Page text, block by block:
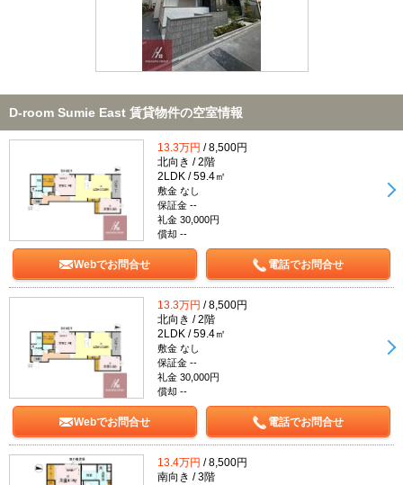
D-room Sumie East 賃貸物件の空室情報
13.3万円 / 8,500円
北向き / 2階
2LDK / 59.4㎡
敷金 なし
保証金 --
礼金 30,000円
償却 --
Webでお問合せ 電話でお問合せ
13.3万円 / 8,500円
北向き / 2階
2LDK / 59.4㎡
敷金 なし
保証金 --
礼金 30,000円
償却 --
Webでお問合せ 電話でお問合せ
13.4万円 / 8,500円
南向き / 3階